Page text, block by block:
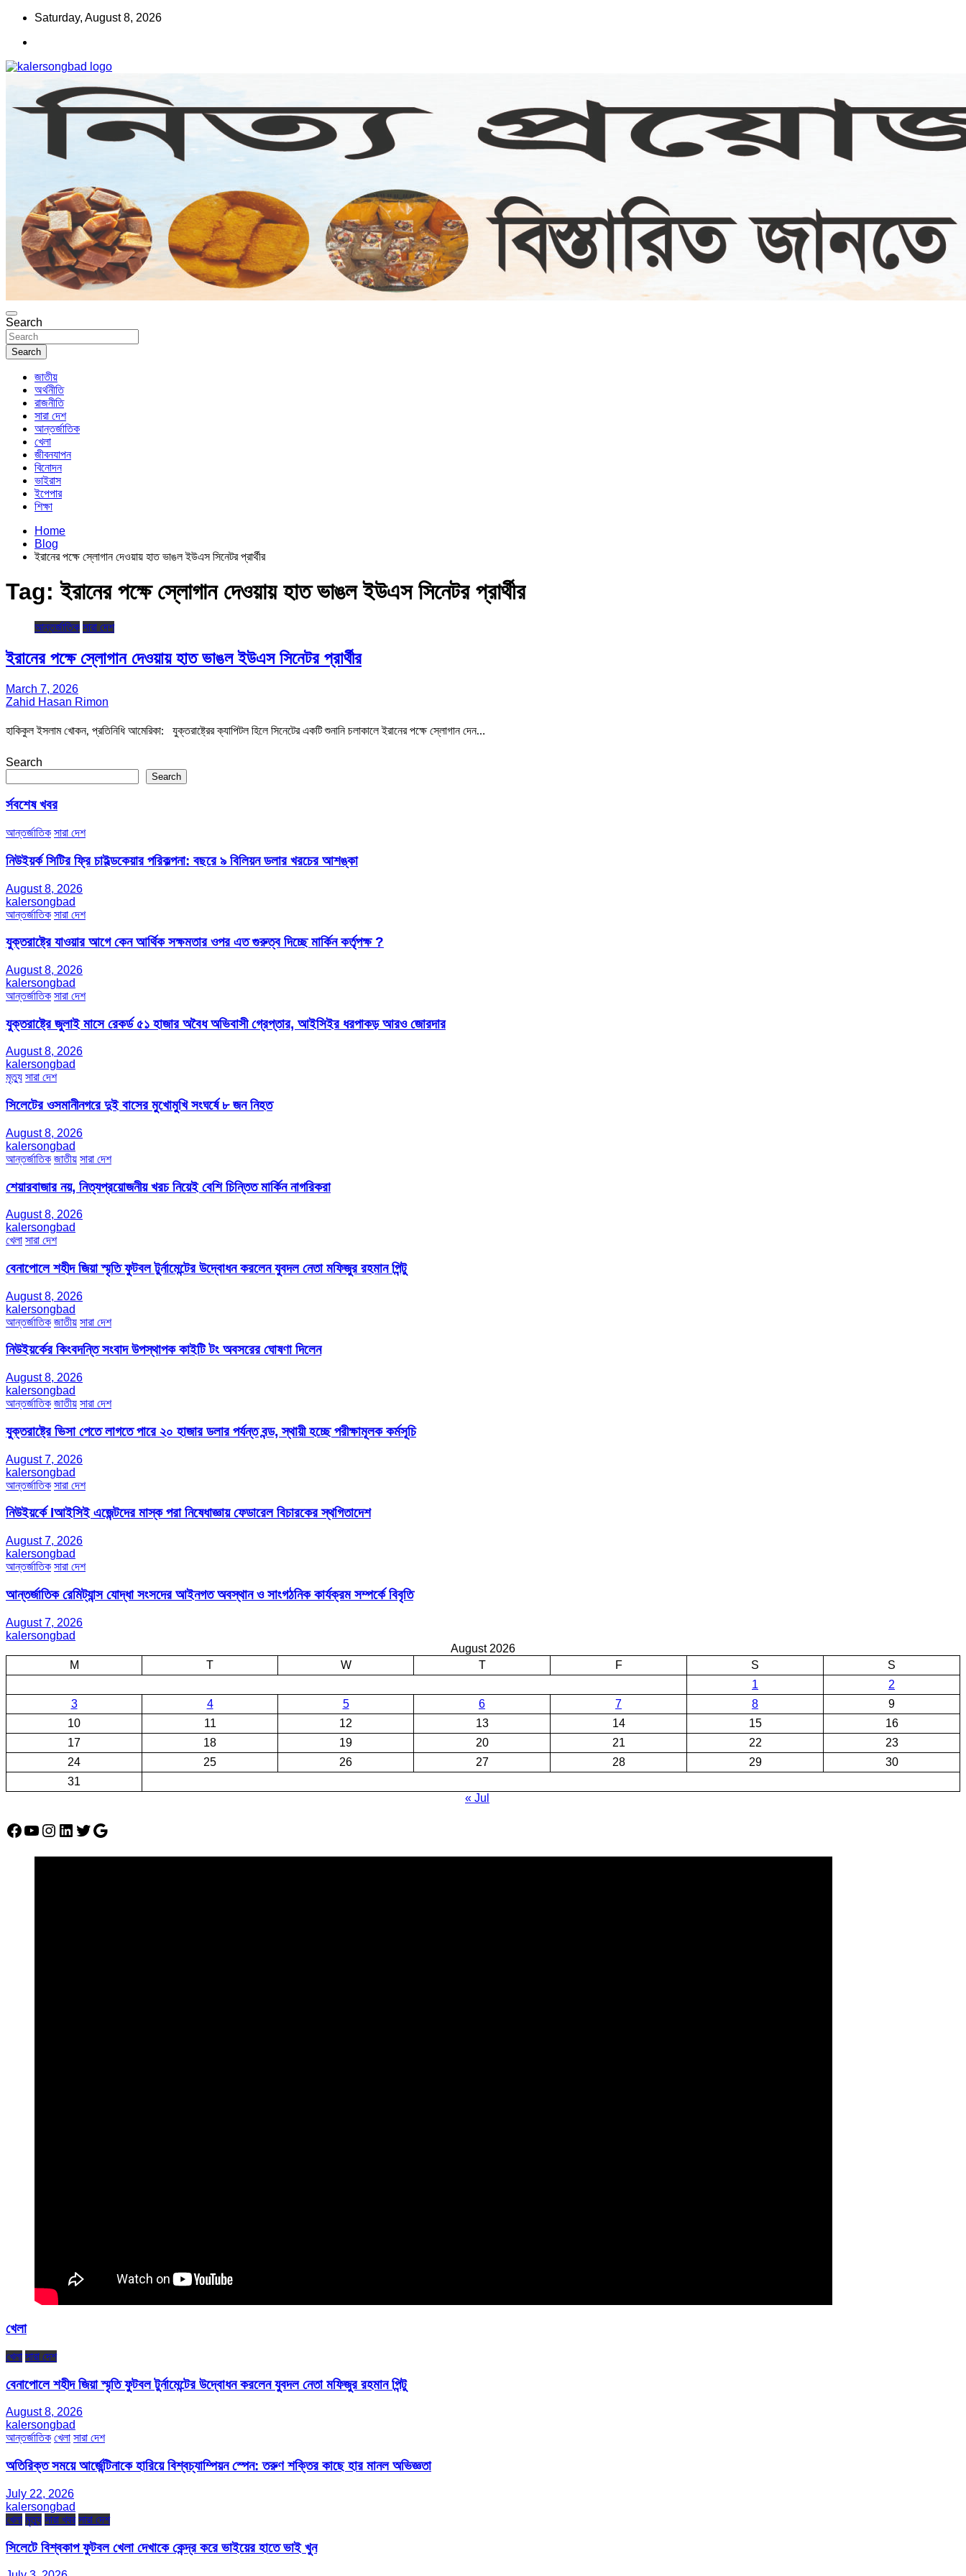
Skip
content
Saturday, August 8, 2026
কালের সংবাদ
www.kalersongbad.com
Search
Search
জাতীয়
অর্থনীতি
রাজনীতি
সারা দেশ
আন্তর্জাতিক
খেলা
জীবনযাপন
বিনোদন
ভাইরাস
ইপেপার
শিক্ষা
Home
Blog
ইরানের পক্ষে স্লোগান দেওয়ায় হাত ভাঙল ইউএস সিনেটর প্রার্থীর
Tag:ইরানের পক্ষে স্লোগান দেওয়ায় হাত ভাঙল ইউএস সিনেটর প্রার্থীর
আন্তর্জাতিক সারা দেশ
ইরানের পক্ষে স্লোগান দেওয়ায় হাত ভাঙল ইউএস সিনেটর প্রার্থীর
March 7, 2026
Zahid Hasan Rimon
হাকিকুল ইসলাম খোকন, প্রতিনিধি আমেরিকা: যুক্তরাষ্ট্রের ক্যাপিটল হিলে সিনেটের একটি শুনানি চলাকালে ইরানের পক্ষে স্লোগান দেন…
Search
Search
র্সবশেষ খবর
আন্তর্জাতিক সারা দেশ
নিউইয়র্ক সিটির ফ্রি চাইল্ডকেয়ার পরিকল্পনা: বছরে ৯ বিলিয়ন ডলার খরচের আশঙ্কা
August 8, 2026
kalersongbad
আন্তর্জাতিক সারা দেশ
যুক্তরাষ্ট্রে যাওয়ার আগে কেন আর্থিক সক্ষমতার ওপর এত গুরুত্ব দিচ্ছে মার্কিন কর্তৃপক্ষ ?
August 8, 2026
kalersongbad
আন্তর্জাতিক সারা দেশ
যুক্তরাষ্ট্রে জুলাই মাসে রেকর্ড ৫১ হাজার অবৈধ অভিবাসী গ্রেপ্তার, আইসিইর ধরপাকড় আরও জোরদার
August 8, 2026
kalersongbad
মৃত্যু সারা দেশ
সিলেটের ওসমানীনগরে দুই বাসের মুখোমুখি সংঘর্ষে ৮ জন নিহত
August 8, 2026
kalersongbad
আন্তর্জাতিক জাতীয় সারা দেশ
শেয়ারবাজার নয়, নিত্যপ্রয়োজনীয় খরচ নিয়েই বেশি চিন্তিত মার্কিন নাগরিকরা
August 8, 2026
kalersongbad
খেলা সারা দেশ
বেনাপোলে শহীদ জিয়া স্মৃতি ফুটবল টুর্নামেন্টের উদ্বোধন করলেন যুবদল নেতা মফিজুর রহমান পিন্টু
August 8, 2026
kalersongbad
আন্তর্জাতিক জাতীয় সারা দেশ
নিউইয়র্কের কিংবদন্তি সংবাদ উপস্থাপক কাইটি টং অবসরের ঘোষণা দিলেন
August 8, 2026
kalersongbad
আন্তর্জাতিক জাতীয় সারা দেশ
যুক্তরাষ্ট্রে ভিসা পেতে লাগতে পারে ২০ হাজার ডলার পর্যন্ত বন্ড, স্থায়ী হচ্ছে পরীক্ষামূলক কর্মসূচি
August 7, 2026
kalersongbad
আন্তর্জাতিক সারা দেশ
নিউইয়র্কে Iআইসিই এজেন্টদের মাস্ক পরা নিষেধাজ্ঞায় ফেডারেল বিচারকের স্থগিতাদেশ
August 7, 2026
kalersongbad
আন্তর্জাতিক সারা দেশ
আন্তর্জাতিক রেমিট্যান্স যোদ্ধা সংসদের আইনগত অবস্থান ও সাংগঠনিক কার্যক্রম সম্পর্কে বিবৃতি
August 7, 2026
kalersongbad
August 2026
M
T W T F S
S
1
2
3
4 5 6 7 8
9
10
11 12 13 14 15
16
17
18 19 20 21 22
23
24
25 26 27 28 29
30
31
« Jul
Facebook
YouTube
Instagram
LinkedIn
Twitter
Google
খেলা
খেলা সারা দেশ
বেনাপোলে শহীদ জিয়া স্মৃতি ফুটবল টুর্নামেন্টের উদ্বোধন করলেন যুবদল নেতা মফিজুর রহমান পিন্টু
August 8, 2026
kalersongbad
আন্তর্জাতিক খেলা সারা দেশ
অতিরিক্ত সময়ে আর্জেন্টিনাকে হারিয়ে বিশ্বচ্যাম্পিয়ন স্পেন: তরুণ শক্তির কাছে হার মানল অভিজ্ঞতা
July 22, 2026
kalersongbad
খেলা মৃত্যু সারা খবর সারা দেশ
সিলেটে বিশ্বকাপ ফুটবল খেলা দেখাকে কেন্দ্র করে ভাইয়ের হাতে ভাই খুন